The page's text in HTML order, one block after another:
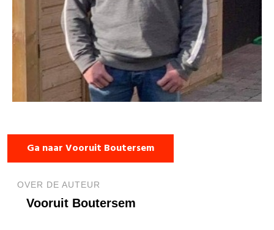
Ga naar Vooruit Boutersem
OVER DE AUTEUR
Vooruit Boutersem